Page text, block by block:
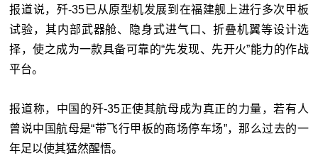
报道说，歼-35已从原型机发展到在福建舰上进行多次甲板
试验，其内部武器舱、隐身式进气口、折叠机翼等设计选
择，使之成为一款具备可靠的“先发现、先开火”能力的作战
平台。
报道称，中国的歼-35正使其航母成为真正的力量，若有人
曾说中国航母是“带飞行甲板的商场停车场”，那么过去的一
年足以使其猛然醒悟。